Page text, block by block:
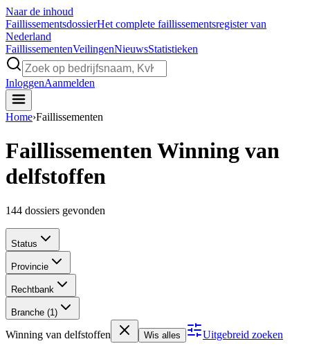
Naar de inhoud
FaillissementsdossierHet complete faillissementsregister van
Nederland
FaillissementenVeilingenNieuwsStatistieken
InloggenAanmelden
Home›Faillissementen
Faillissementen Winning van
delfstoffen
144 dossiers gevonden
Status
Provincie
Rechtbank
Branche (1)
Winning van delfstoffen Wis alles Uitgebreid zoeken